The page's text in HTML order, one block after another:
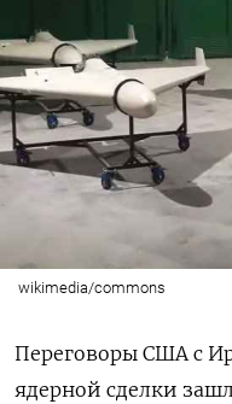
wikimedia/commons
Переговоры США с
ядерной сделки